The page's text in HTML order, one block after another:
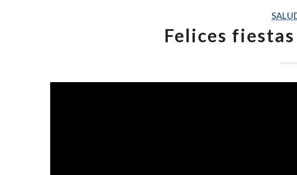
Felices fiestas